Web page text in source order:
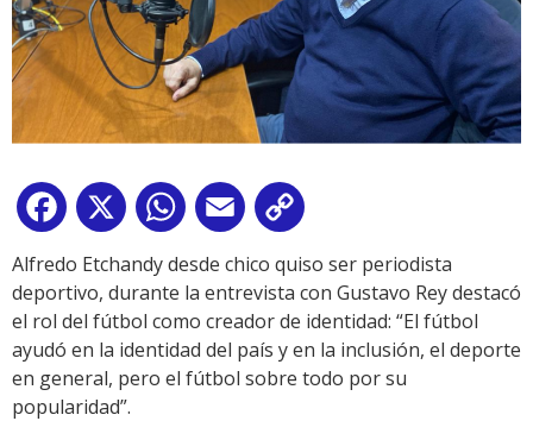
Facebook
X WhatsApp
Email
Link
Alfredo Etchandy desde chico quiso ser periodista
deportivo, durante la entrevista con Gustavo Rey destacó
el rol del fútbol como creador de identidad: “El fútbol
ayudó en la identidad del país y en la inclusión, el deporte
en general, pero el fútbol sobre todo por su
popularidad”.